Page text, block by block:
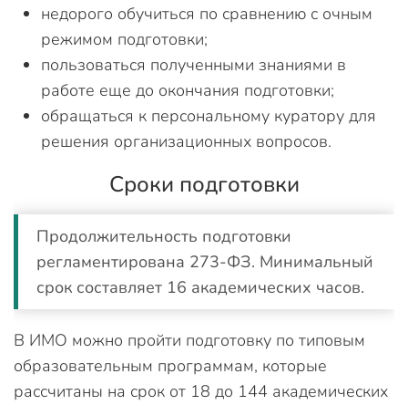
недорого обучиться по сравнению с очным
режимом подготовки;
пользоваться полученными знаниями в
работе еще до окончания подготовки;
обращаться к персональному куратору для
решения организационных вопросов.
Сроки подготовки
Продолжительность подготовки
регламентирована 273-ФЗ. Минимальный
срок составляет 16 академических часов.
В ИМО можно пройти подготовку по типовым
образовательным программам, которые
рассчитаны на срок от 18 до 144 академических